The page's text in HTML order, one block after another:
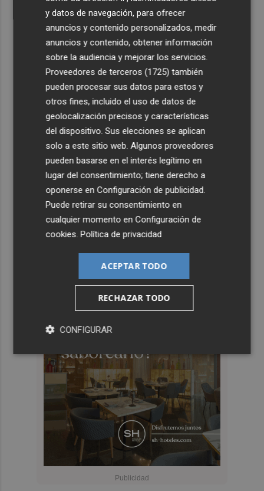
y datos de navegación, para ofrecer
anuncios y contenido personalizados, medir
anuncios y contenido, obtener información
sobre la audiencia y mejorar los servicios.
Proveedores de terceros (1725) también
pueden procesar sus datos para estos y
otros fines, incluido el uso de datos de
geolocalización precisos y características
del dispositivo. Sus elecciones se aplican
solo a este sitio web. Algunos proveedores
pueden basarse en el interés legítimo en
lugar del consentimiento; tiene derecho a
oponerse enConfiguración de publicidad.
Puede retirar su consentimiento en
cualquier momento enConfiguración de
cookies.Política de privacidad
ACEPTAR TODO
RECHAZAR TODO
CONFIGURAR